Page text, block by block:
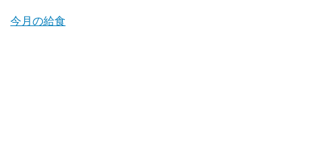
今月の給食